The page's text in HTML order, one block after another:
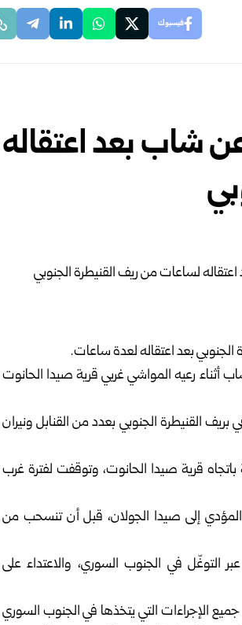
فيسبوك
شاب بعد اعتقاله
الجنوبي بعد اعتقاله لعدة ساعات.
أثناء رعيه المواشي غربي قرية صيدا الحانوت
القنيطرة الجنوبي بعدد من القنابل ونيران
قوة للاحتلال مؤلفة من 6 آليات عسكرية باتجاه قرية صيدا الحانوت، وتوقفت لفترة غرب
المؤدي إلى صيدا الجولان، قبل أن تنسحب من
وتواصل إسرائيل اعتداءاتها وخرقها اتفاق فضّ الاشتباك لعام 1974 عبر التوغّل في الجنوب السوري، والاعتداء على
جميع الإجراءات التي يتخذها في الجنوب السوري